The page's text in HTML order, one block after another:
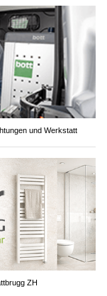
und Werkstatt
ZH